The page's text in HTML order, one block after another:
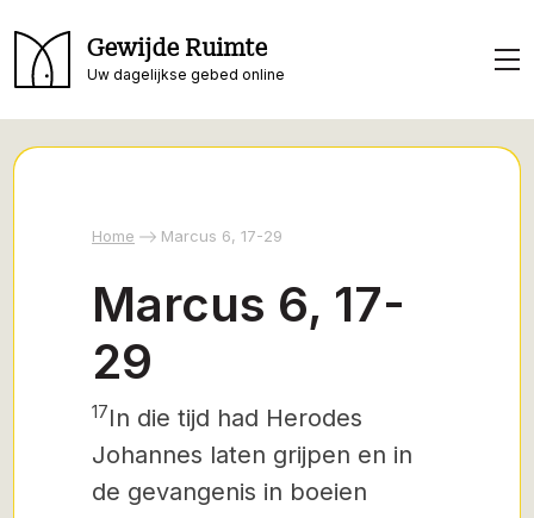
Gewijde Ruimte
Uw dagelijkse gebed online
Home Marcus 6, 17-29
Marcus 6, 17-
29
17In die tijd had Herodes
Johannes laten grijpen en in
de gevangenis in boeien